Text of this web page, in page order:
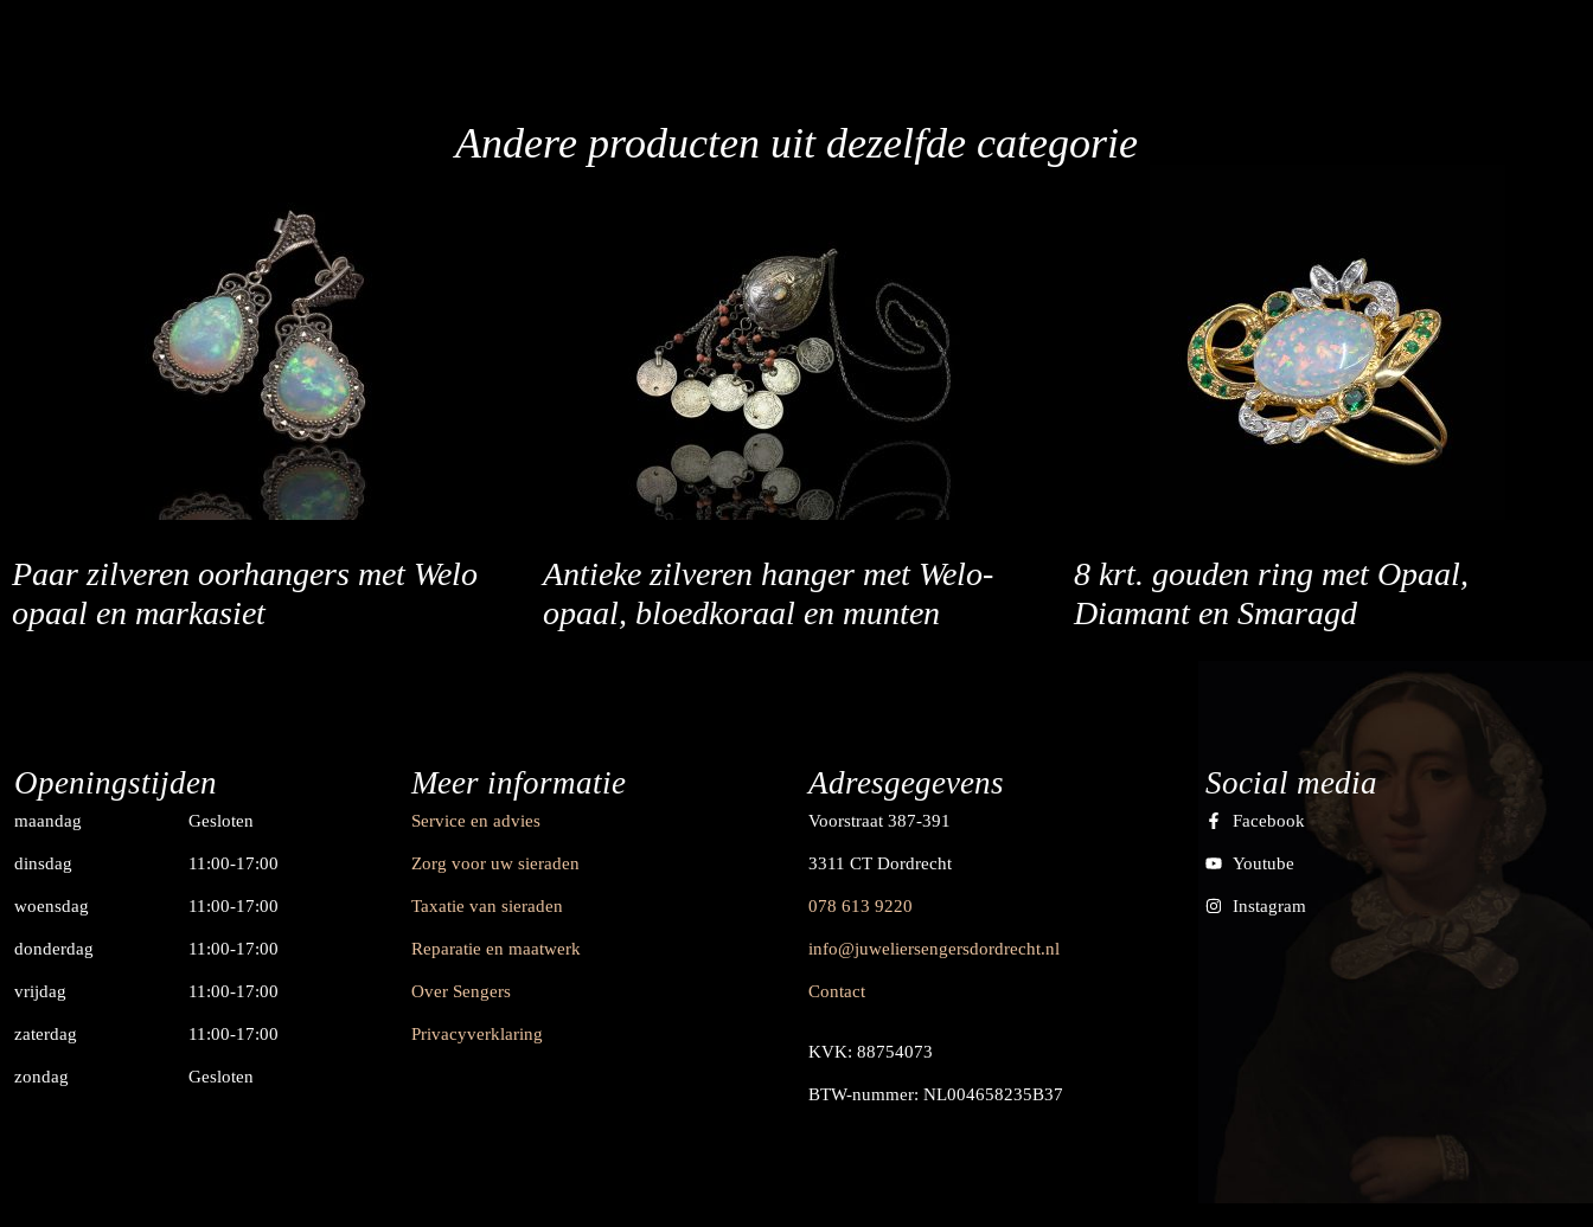
Andere producten uit dezelfde categorie
Paar zilveren oorhangers met Welo
opaal en markasiet
Antieke zilveren hanger met Welo-
opaal, bloedkoraal en munten
8 krt. gouden ring met Opaal,
Diamant en Smaragd
Openingstijden
maandag Gesloten
dinsdag 11:00-17:00
woensdag 11:00-17:00
donderdag 11:00-17:00
vrijdag 11:00-17:00
zaterdag 11:00-17:00
zondag Gesloten
Meer informatie
Service en advies
Zorg voor uw sieraden
Taxatie van sieraden
Reparatie en maatwerk
Over Sengers
Privacyverklaring
Adresgegevens
Voorstraat 387-391
3311 CT Dordrecht
078 613 9220
info@juweliersengersdordrecht.nl
Contact
KVK: 88754073
BTW-nummer: NL004658235B37
Social media
Facebook
Youtube
Instagram